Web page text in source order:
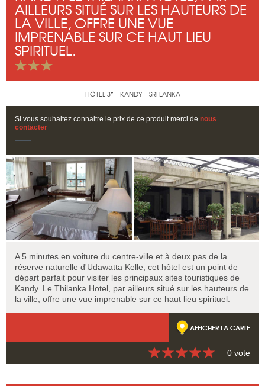
AILLEURS SITUÉ SUR LES HAUTEURS DE
LA VILLE, OFFRE UNE VUE
IMPRENABLE SUR CE HAUT LIEU
SPIRITUEL.
HÔTEL 3* KANDY SRI LANKA
Si vous souhaitez connaitre le prix de ce produit merci de nous
contacter
A 5 minutes en voiture du centre-ville et à deux pas de la
réserve naturelle d'Udawatta Kelle, cet hôtel est un point de
départ parfait pour visiter les principaux sites touristiques de
Kandy. Le Thilanka Hotel, par ailleurs situé sur les hauteurs de
la ville, offre une vue imprenable sur ce haut lieu spirituel.
AFFICHER LA CARTE
0 vote